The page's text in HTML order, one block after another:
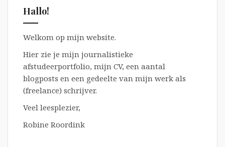
Hallo!
Welkom op mijn website.
Hier zie je mijn journalistieke
afstudeerportfolio, mijn CV, een aantal
blogposts en een gedeelte van mijn werk als
(freelance) schrijver.
Veel leesplezier,
Robine Roordink